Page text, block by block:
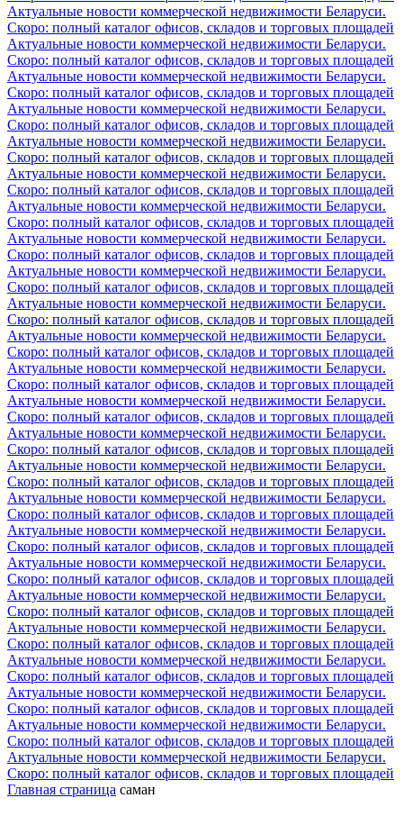
Актуальные новости коммерческой недвижимости Беларуси.
Скоро: полный каталог офисов, складов и торговых площадей
Актуальные новости коммерческой недвижимости Беларуси.
Скоро: полный каталог офисов, складов и торговых площадей
Актуальные новости коммерческой недвижимости Беларуси.
Скоро: полный каталог офисов, складов и торговых площадей
Актуальные новости коммерческой недвижимости Беларуси.
Скоро: полный каталог офисов, складов и торговых площадей
Актуальные новости коммерческой недвижимости Беларуси.
Скоро: полный каталог офисов, складов и торговых площадей
Актуальные новости коммерческой недвижимости Беларуси.
Скоро: полный каталог офисов, складов и торговых площадей
Актуальные новости коммерческой недвижимости Беларуси.
Скоро: полный каталог офисов, складов и торговых площадей
Актуальные новости коммерческой недвижимости Беларуси.
Скоро: полный каталог офисов, складов и торговых площадей
Актуальные новости коммерческой недвижимости Беларуси.
Скоро: полный каталог офисов, складов и торговых площадей
Актуальные новости коммерческой недвижимости Беларуси.
Скоро: полный каталог офисов, складов и торговых площадей
Актуальные новости коммерческой недвижимости Беларуси.
Скоро: полный каталог офисов, складов и торговых площадей
Актуальные новости коммерческой недвижимости Беларуси.
Скоро: полный каталог офисов, складов и торговых площадей
Актуальные новости коммерческой недвижимости Беларуси.
Скоро: полный каталог офисов, складов и торговых площадей
Актуальные новости коммерческой недвижимости Беларуси.
Скоро: полный каталог офисов, складов и торговых площадей
Актуальные новости коммерческой недвижимости Беларуси.
Скоро: полный каталог офисов, складов и торговых площадей
Актуальные новости коммерческой недвижимости Беларуси.
Скоро: полный каталог офисов, складов и торговых площадей
Актуальные новости коммерческой недвижимости Беларуси.
Скоро: полный каталог офисов, складов и торговых площадей
Актуальные новости коммерческой недвижимости Беларуси.
Скоро: полный каталог офисов, складов и торговых площадей
Актуальные новости коммерческой недвижимости Беларуси.
Скоро: полный каталог офисов, складов и торговых площадей
Актуальные новости коммерческой недвижимости Беларуси.
Скоро: полный каталог офисов, складов и торговых площадей
Актуальные новости коммерческой недвижимости Беларуси.
Скоро: полный каталог офисов, складов и торговых площадей
Актуальные новости коммерческой недвижимости Беларуси.
Скоро: полный каталог офисов, складов и торговых площадей
Актуальные новости коммерческой недвижимости Беларуси.
Скоро: полный каталог офисов, складов и торговых площадей
Актуальные новости коммерческой недвижимости Беларуси.
Скоро: полный каталог офисов, складов и торговых площадей
Главная страница саман